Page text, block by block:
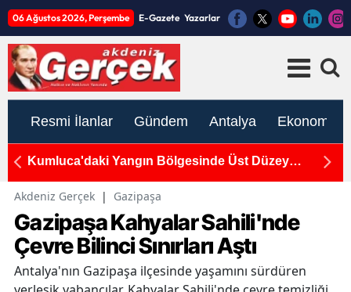
06 Ağustos 2026, Perşembe E-Gazete Yazarlar
Resmi İlanlar Gündem Antalya Ekonomi
Kumluca'daki Yangın Bölgesinde Üst Düzey
Akdeniz Gerçek | Gazipaşa
Gazipaşa Kahyalar Sahili'nde
Çevre Bilinci Sınırları Aştı
Antalya'nın Gazipaşa ilçesinde yaşamını sürdüren